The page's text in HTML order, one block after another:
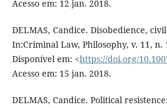
Acesso em: 12 jan. 2018.
DELMAS, Candice. Disobedience,
In:Criminal Law, Philosophy, v. 11, n.
Disponível em: <https://doi.org/
Acesso em: 15 jan. 2018.
DELMAS, Candice. Political